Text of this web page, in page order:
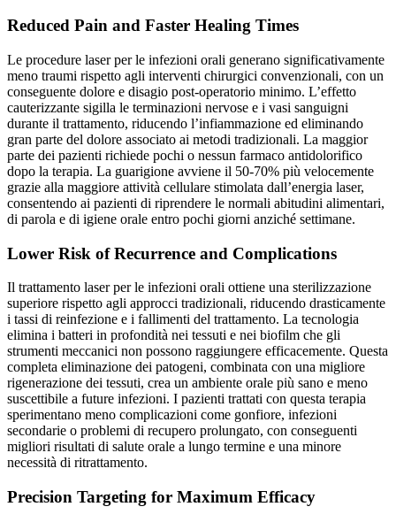
Reduced Pain and Faster Healing Times
Le procedure laser per le infezioni orali generano significativamente
meno traumi rispetto agli interventi chirurgici convenzionali, con un
conseguente dolore e disagio post-operatorio minimo. L’effetto
cauterizzante sigilla le terminazioni nervose e i vasi sanguigni
durante il trattamento, riducendo l’infiammazione ed eliminando
gran parte del dolore associato ai metodi tradizionali. La maggior
parte dei pazienti richiede pochi o nessun farmaco antidolorifico
dopo la terapia. La guarigione avviene il 50-70% più velocemente
grazie alla maggiore attività cellulare stimolata dall’energia laser,
consentendo ai pazienti di riprendere le normali abitudini alimentari,
di parola e di igiene orale entro pochi giorni anziché settimane.
Lower Risk of Recurrence and Complications
Il trattamento laser per le infezioni orali ottiene una sterilizzazione
superiore rispetto agli approcci tradizionali, riducendo drasticamente
i tassi di reinfezione e i fallimenti del trattamento. La tecnologia
elimina i batteri in profondità nei tessuti e nei biofilm che gli
strumenti meccanici non possono raggiungere efficacemente. Questa
completa eliminazione dei patogeni, combinata con una migliore
rigenerazione dei tessuti, crea un ambiente orale più sano e meno
suscettibile a future infezioni. I pazienti trattati con questa terapia
sperimentano meno complicazioni come gonfiore, infezioni
secondarie o problemi di recupero prolungato, con conseguenti
migliori risultati di salute orale a lungo termine e una minore
necessità di ritrattamento.
Precision Targeting for Maximum Efficacy